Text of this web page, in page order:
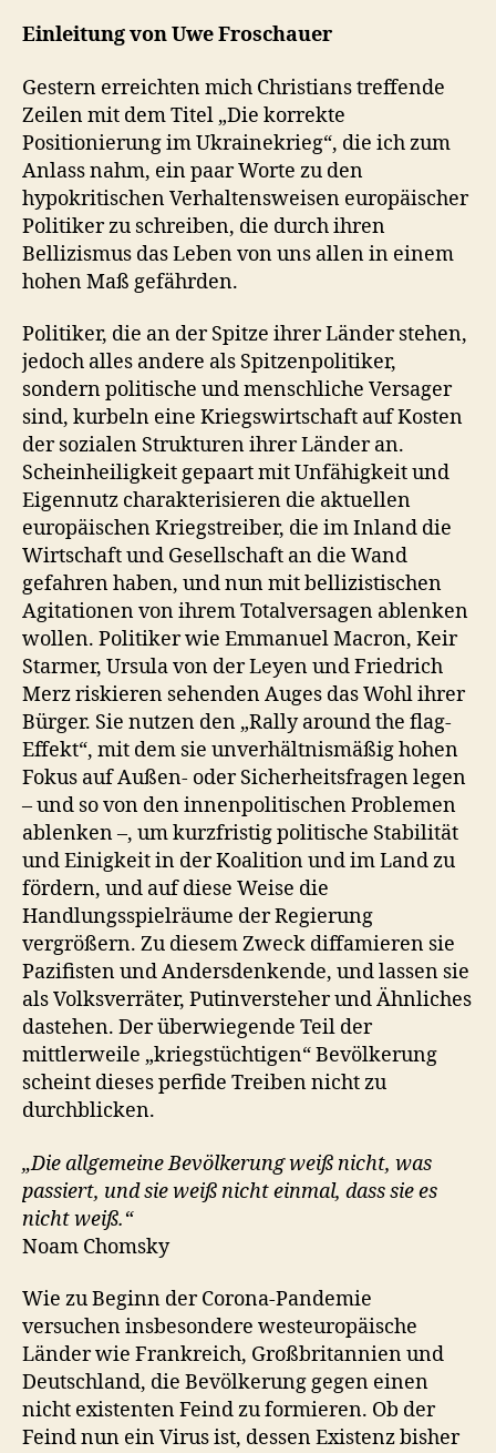
Einleitung von Uwe Froschauer
Gestern erreichten mich Christians treffende
Zeilen mit dem Titel „Die korrekte
Positionierung im Ukrainekrieg“, die ich zum
Anlass nahm, ein paar Worte zu den
hypokritischen Verhaltensweisen europäischer
Politiker zu schreiben, die durch ihren
Bellizismus das Leben von uns allen in einem
hohen Maß gefährden.
Politiker, die an der Spitze ihrer Länder stehen,
jedoch alles andere als Spitzenpolitiker,
sondern politische und menschliche Versager
sind, kurbeln eine Kriegswirtschaft auf Kosten
der sozialen Strukturen ihrer Länder an.
Scheinheiligkeit gepaart mit Unfähigkeit und
Eigennutz charakterisieren die aktuellen
europäischen Kriegstreiber, die im Inland die
Wirtschaft und Gesellschaft an die Wand
gefahren haben, und nun mit bellizistischen
Agitationen von ihrem Totalversagen ablenken
wollen. Politiker wie Emmanuel Macron, Keir
Starmer, Ursula von der Leyen und Friedrich
Merz riskieren sehenden Auges das Wohl ihrer
Bürger. Sie nutzen den „Rally around the flag-
Effekt“, mit dem sie unverhältnismäßig hohen
Fokus auf Außen- oder Sicherheitsfragen legen
– und so von den innenpolitischen Problemen
ablenken –, um kurzfristig politische Stabilität
und Einigkeit in der Koalition und im Land zu
fördern, und auf diese Weise die
Handlungsspielräume der Regierung
vergrößern. Zu diesem Zweck diffamieren sie
Pazifisten und Andersdenkende, und lassen sie
als Volksverräter, Putinversteher und Ähnliches
dastehen. Der überwiegende Teil der
mittlerweile „kriegstüchtigen“ Bevölkerung
scheint dieses perfide Treiben nicht zu
durchblicken.
„Die allgemeine Bevölkerung weiß nicht, was
passiert, und sie weiß nicht einmal, dass sie es
nicht weiß.“
Noam Chomsky
Wie zu Beginn der Corona-Pandemie
versuchen insbesondere westeuropäische
Länder wie Frankreich, Großbritannien und
Deutschland, die Bevölkerung gegen einen
nicht existenten Feind zu formieren. Ob der
Feind nun ein Virus ist, dessen Existenz bisher